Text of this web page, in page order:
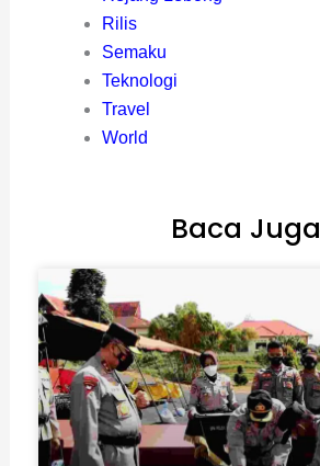
Rilis
Semaku
Teknologi
Travel
World
Baca Juga